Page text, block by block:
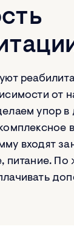
от
упор в
входят
питание. По